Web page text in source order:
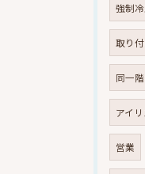
強制
取り
同一
アイ
営業